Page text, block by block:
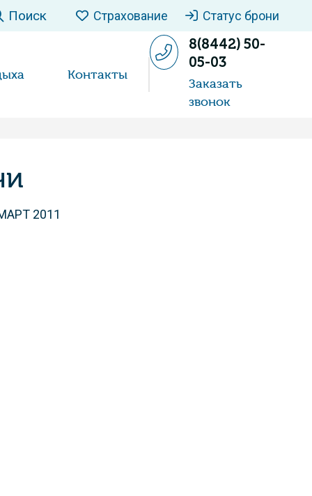
Поиск Страхование Статус брони
Контакты
8(8442) 50-
05-03
Заказать
звонок
2011